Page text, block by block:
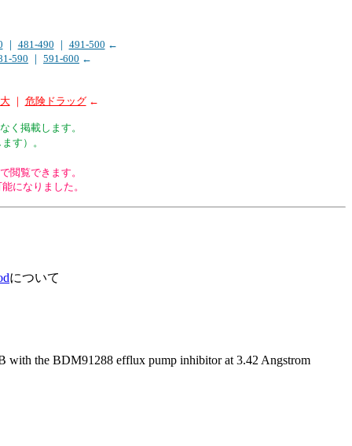
｜ 481-490 ｜ 491-500 ←
590 ｜ 591-600 ←
｜ 危険ドラッグ←
く掲載します。
す）。
閲覧できます。
になりました。
について
with the BDM91288 efflux pump inhibitor at 3.42 Angstrom